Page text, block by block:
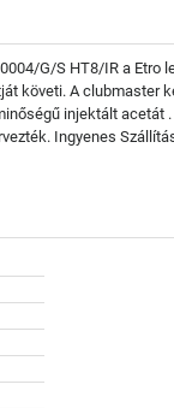
G/S HT8/IR a
követi. A clubmaster
injektált
Ingyenes